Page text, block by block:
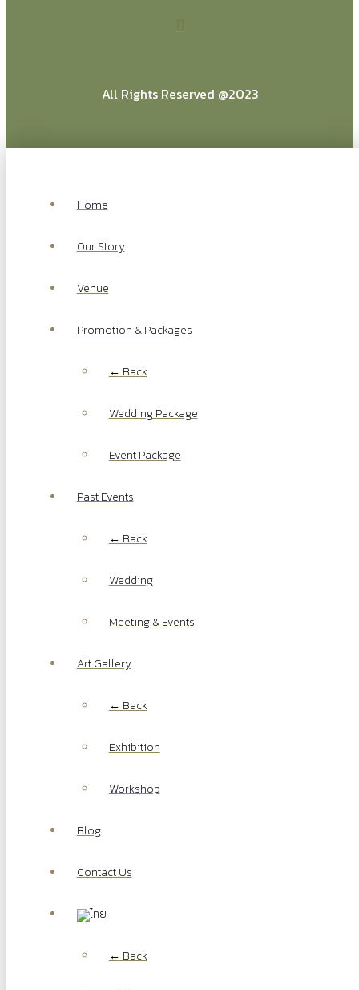
All Rights Reserved @2023
Home
Our Story
Venue
Promotion & Packages
← Back
Wedding Package
Event Package
Past Events
← Back
Wedding
Meeting & Events
Art Gallery
← Back
Exhibition
Workshop
Blog
Contact Us
← Back